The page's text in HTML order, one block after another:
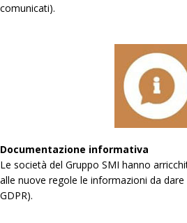
comunicati).
Documentazione informativa
Le società del Gruppo SMI hanno
alle nuove regole le informazioni da
GDPR).